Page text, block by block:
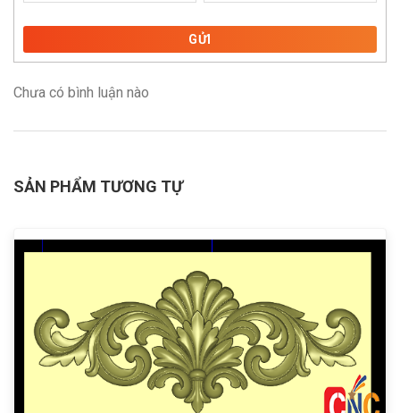
GỬI
Chưa có bình luận nào
SẢN PHẨM TƯƠNG TỰ